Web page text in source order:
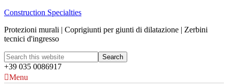
Construction Specialties
Protezioni murali | Coprigiunti per giunti di dilatazione | Zerbini
tecnici d'ingresso
+39 035 0086917
Menu